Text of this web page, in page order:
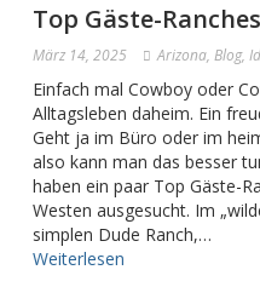
Top Gäste-Ranches
März 14, 2025 Arizona, Blog,
Einfach mal Cowboy oder
Alltagsleben daheim. Ein
Geht ja im Büro oder im
also kann man das besser
haben ein paar Top Gäste-
Westen ausgesucht. Im
simplen Dude Ranch,…
Weiterlesen